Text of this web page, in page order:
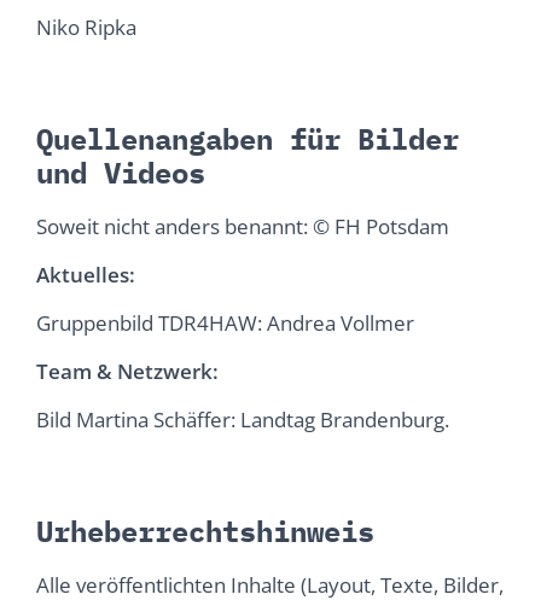
Niko Ripka
Quellenangaben für Bilder
und Videos
Soweit nicht anders benannt: © FH Potsdam
Aktuelles:
Gruppenbild TDR4HAW: Andrea Vollmer
Team & Netzwerk:
Bild Martina Schäffer: Landtag Brandenburg.
Urheberrechtshinweis
Alle veröffentlichten Inhalte (Layout, Texte, Bilder,